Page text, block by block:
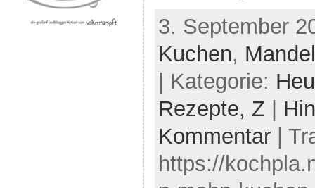
3. September
Kuchen,
| Kategorie:
Rezepte, Z |
Kommentar|
https://